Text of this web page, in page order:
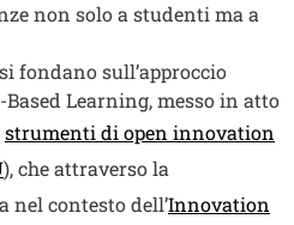
non solo a studenti ma a
fondano sull’approccio
Learning, messo in atto
strumenti di open innovation
Apri il link in una nuova
), che attraverso la
nel contesto dell’Innovation